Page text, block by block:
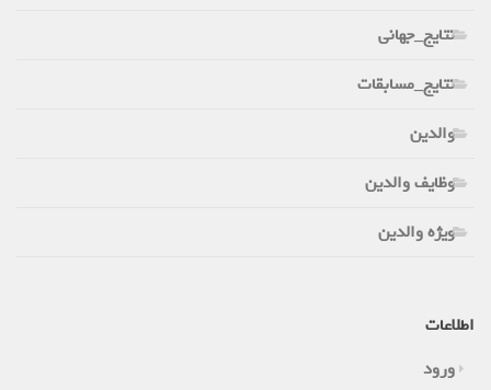
نتایج_جهانی
نتایج_مسابقات
والدین
وظایف والدین
ویژه والدین
اطلاعات
ورود